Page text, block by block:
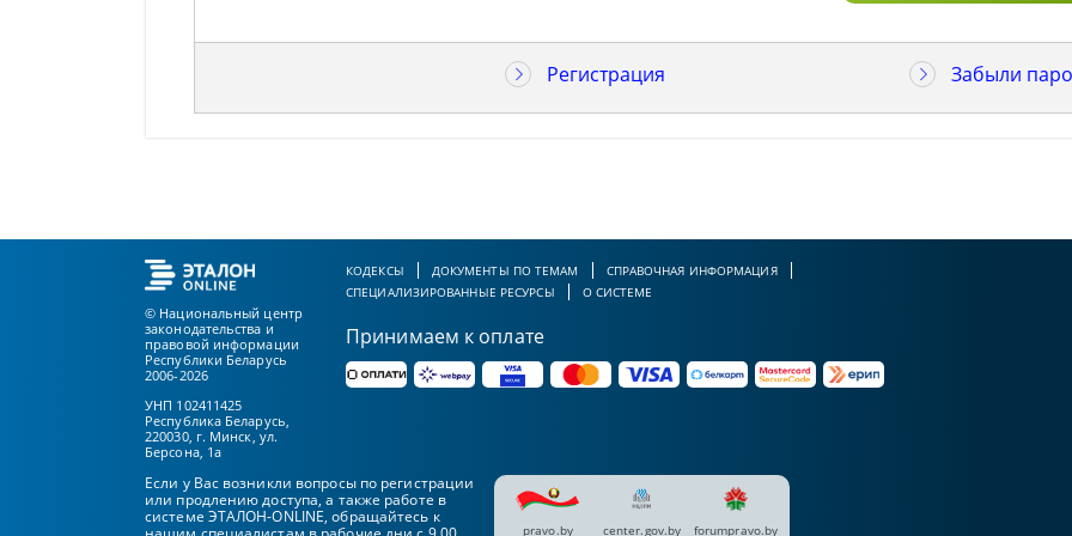
Регистрация Забыли
© Национальный центр
законодательства и
правовой информации
Республики Беларусь
2006-2026
УНП 102411425
Республика Беларусь,
220030, г. Минск, ул.
Берсона, 1а
КОДЕКСЫ ДОКУМЕНТЫ ПО ТЕМАМ
СПРАВОЧНАЯ ИНФОРМАЦИЯ
СПЕЦИАЛИЗИРОВАННЫЕ РЕСУРСЫ
О СИСТЕМЕ
Принимаем к оплате
Если у Вас возникли вопросы по регистрации
или продлению доступа, а также работе в
системе ЭТАЛОН-ONLINE, обращайтесь к
pravo.by center.gov.by forumpravo.by